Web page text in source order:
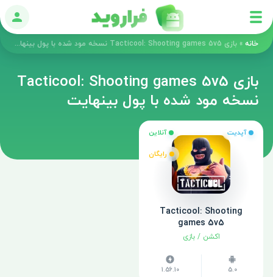
ورود
خانه » بازی Tacticool: Shooting games 5v5 نسخه مود شده با پول بینهایت
بازی Tacticool: Shooting games 5v5
نسخه مود شده با پول بینهایت
آپدیت آنلاین
رایگان
Tacticool: Shooting
games 5v5
اکشن /بازی
5.0
1.56.10